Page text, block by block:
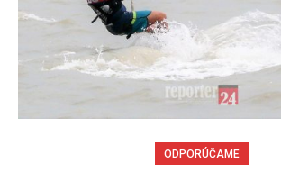
ODPORÚČAME